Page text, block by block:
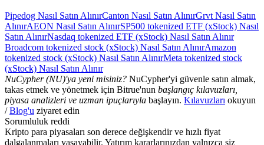
Pipedog Nasıl Satın AlınırCanton Nasıl Satın AlınırGrvt Nasıl Satın
AlınırAEON Nasıl Satın AlınırSP500 tokenized ETF (xStock) Nasıl
Satın AlınırNasdaq tokenized ETF (xStock) Nasıl Satın Alınır
Broadcom tokenized stock (xStock) Nasıl Satın AlınırAmazon
tokenized stock (xStock) Nasıl Satın AlınırMeta tokenized stock
(xStock) Nasıl Satın Alınır
NuCypher (NU)'ya yeni misiniz? NuCypher'yi güvenle satın almak,
takas etmek ve yönetmek için Bitrue'nun başlangıç kılavuzları,
piyasa analizleri ve uzman ipuçlarıyla başlayın. Kılavuzları okuyun
/Blog'u ziyaret edin
Sorumluluk reddi
Kripto para piyasaları son derece değişkendir ve hızlı fiyat
dalgalanmaları yaşayabilir. Yatırım kararlarınızdan yalnızca siz